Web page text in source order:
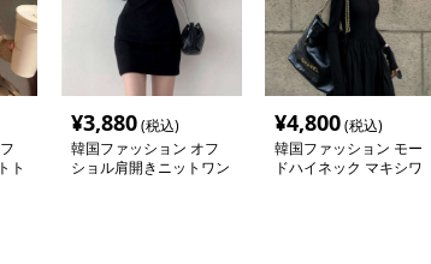
ト
¥3,880(税込)
韓国ファッション オフ
ショル肩開きニットワン
¥4,800(税込)
韓国ファッション モー
ドハイネック マキシワ